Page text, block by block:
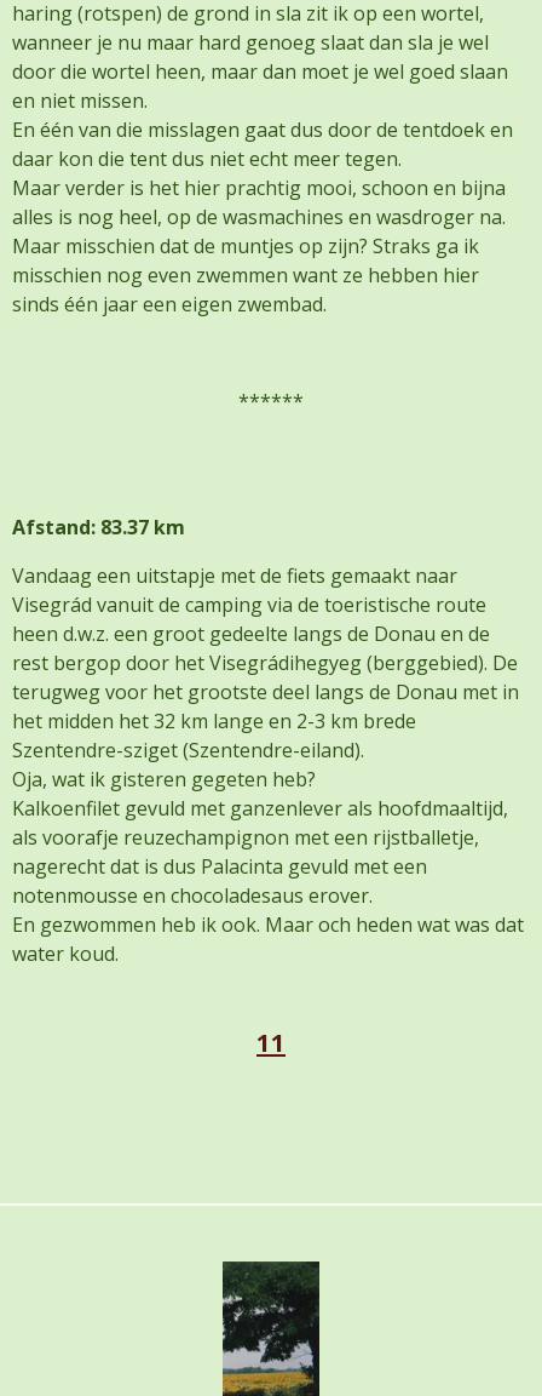
haring (rotspen) de grond in sla zit ik op een wortel,
wanneer je nu maar hard genoeg slaat dan sla je wel
door die wortel heen, maar dan moet je wel goed slaan
en niet missen.
En één van die misslagen gaat dus door de tentdoek en
daar kon die tent dus niet echt meer tegen.
Maar verder is het hier prachtig mooi, schoon en bijna
alles is nog heel, op de wasmachines en wasdroger na.
Maar misschien dat de muntjes op zijn? Straks ga ik
misschien nog even zwemmen want ze hebben hier
sinds één jaar een eigen zwembad.
******
Afstand: 83.37 km
Vandaag een uitstapje met de fiets gemaakt naar
Visegrád vanuit de camping via de toeristische route
heen d.w.z. een groot gedeelte langs de Donau en de
rest bergop door het Visegrádihegyeg (berggebied). De
terugweg voor het grootste deel langs de Donau met in
het midden het 32 km lange en 2-3 km brede
Szentendre-sziget (Szentendre-eiland).
Oja, wat ik gisteren gegeten heb?
Kalkoenfilet gevuld met ganzenlever als hoofdmaaltijd,
als voorafje reuzechampignon met een rijstballetje,
nagerecht dat is dus Palacinta gevuld met een
notenmousse en chocoladesaus erover.
En gezwommen heb ik ook. Maar och heden wat was dat
water koud.
11